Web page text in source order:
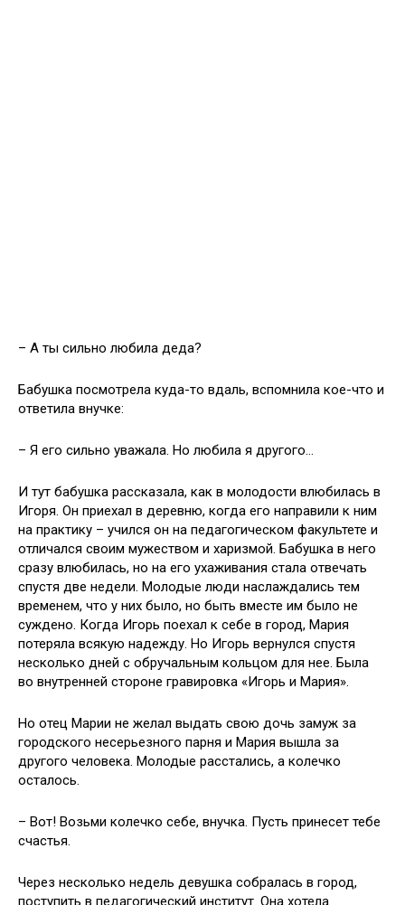
– А ты сильно любила деда?
Бабушка посмотрела куда-то вдаль, вспомнила кое-что и
ответила внучке:
– Я его сильно уважала. Но любила я другого…
И тут бабушка рассказала, как в молодости влюбилась в
Игоря. Он приехал в деревню, когда его направили к ним
на практику – учился он на педагогическом факультете и
отличался своим мужеством и харизмой. Бабушка в него
сразу влюбилась, но на его ухаживания стала отвечать
спустя две недели. Молодые люди наслаждались тем
временем, что у них было, но быть вместе им было не
суждено. Когда Игорь поехал к себе в город, Мария
потеряла всякую надежду. Но Игорь вернулся спустя
несколько дней с обручальным кольцом для нее. Была
во внутренней стороне гравировка «Игорь и Мария».
Но отец Марии не желал выдать свою дочь замуж за
городского несерьезного парня и Мария вышла за
другого человека. Молодые расстались, а колечко
осталось.
– Вот! Возьми колечко себе, внучка. Пусть принесет тебе
счастья.
Через несколько недель девушка собралась в город,
поступить в педагогический институт. Она хотела